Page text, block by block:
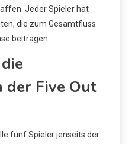
Jeder Spieler hat
die zum Gesamtfluss
beitragen.
Five Out
fünf Spieler jenseits der